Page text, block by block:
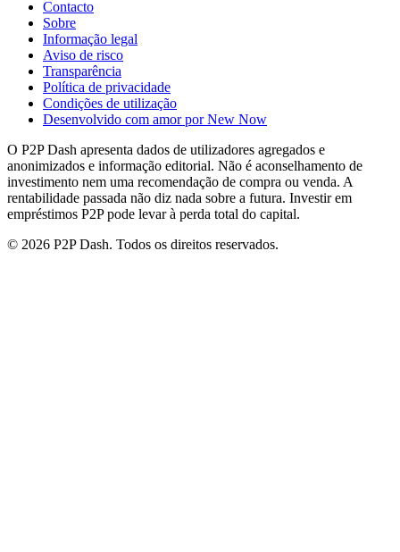
Contacto
Sobre
Informação legal
Aviso de risco
Transparência
Política de privacidade
Condições de utilização
Desenvolvido com amor por New Now
O P2P Dash apresenta dados de utilizadores agregados e
anonimizados e informação editorial. Não é aconselhamento de
investimento nem uma recomendação de compra ou venda. A
rentabilidade passada não diz nada sobre a futura. Investir em
empréstimos P2P pode levar à perda total do capital.
© 2026 P2P Dash. Todos os direitos reservados.